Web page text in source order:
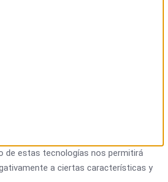
de estas tecnologías nos permitirá
a ciertas características y